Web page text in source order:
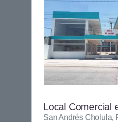
Local Comercial
San Andrés Cholula,